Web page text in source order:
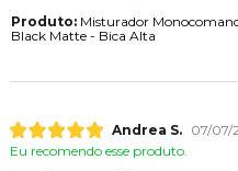
Produto:Misturador
Black Matte - Bica Alta
Andrea S.
07/07/
Eu recomendo esse produto.